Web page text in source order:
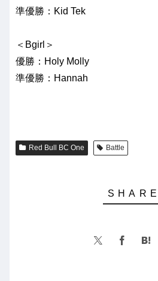
準優勝：Kid Tek
＜Bgirl＞
優勝：Holy Molly
準優勝：Hannah
Red Bull BC One Battle